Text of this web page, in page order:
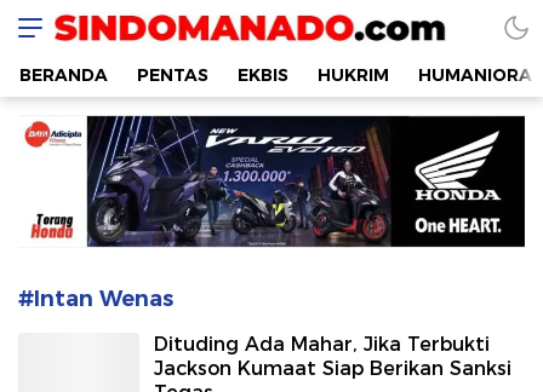
SINDOMANADO
Informatif dan Edukatif
BERANDA PENTAS EKBIS HUKRIM HUMANIORA
#Intan Wenas
Dituding Ada Mahar, Jika Terbukti
Jackson Kumaat Siap Berikan Sanksi